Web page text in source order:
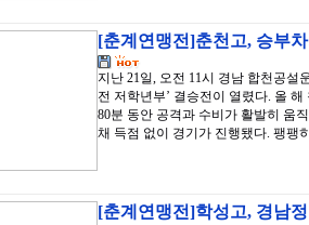
[춘계연맹전]춘천고, 승부
지난 21일, 오전 11시 경남 합천공설
전 저학년부’ 결승전이 열렸다. 올
80분 동안 공격과 수비가 활발히 움
채 득점 없이 경기가 진행됐다. 팽팽
[춘계연맹전]학성고, 경남